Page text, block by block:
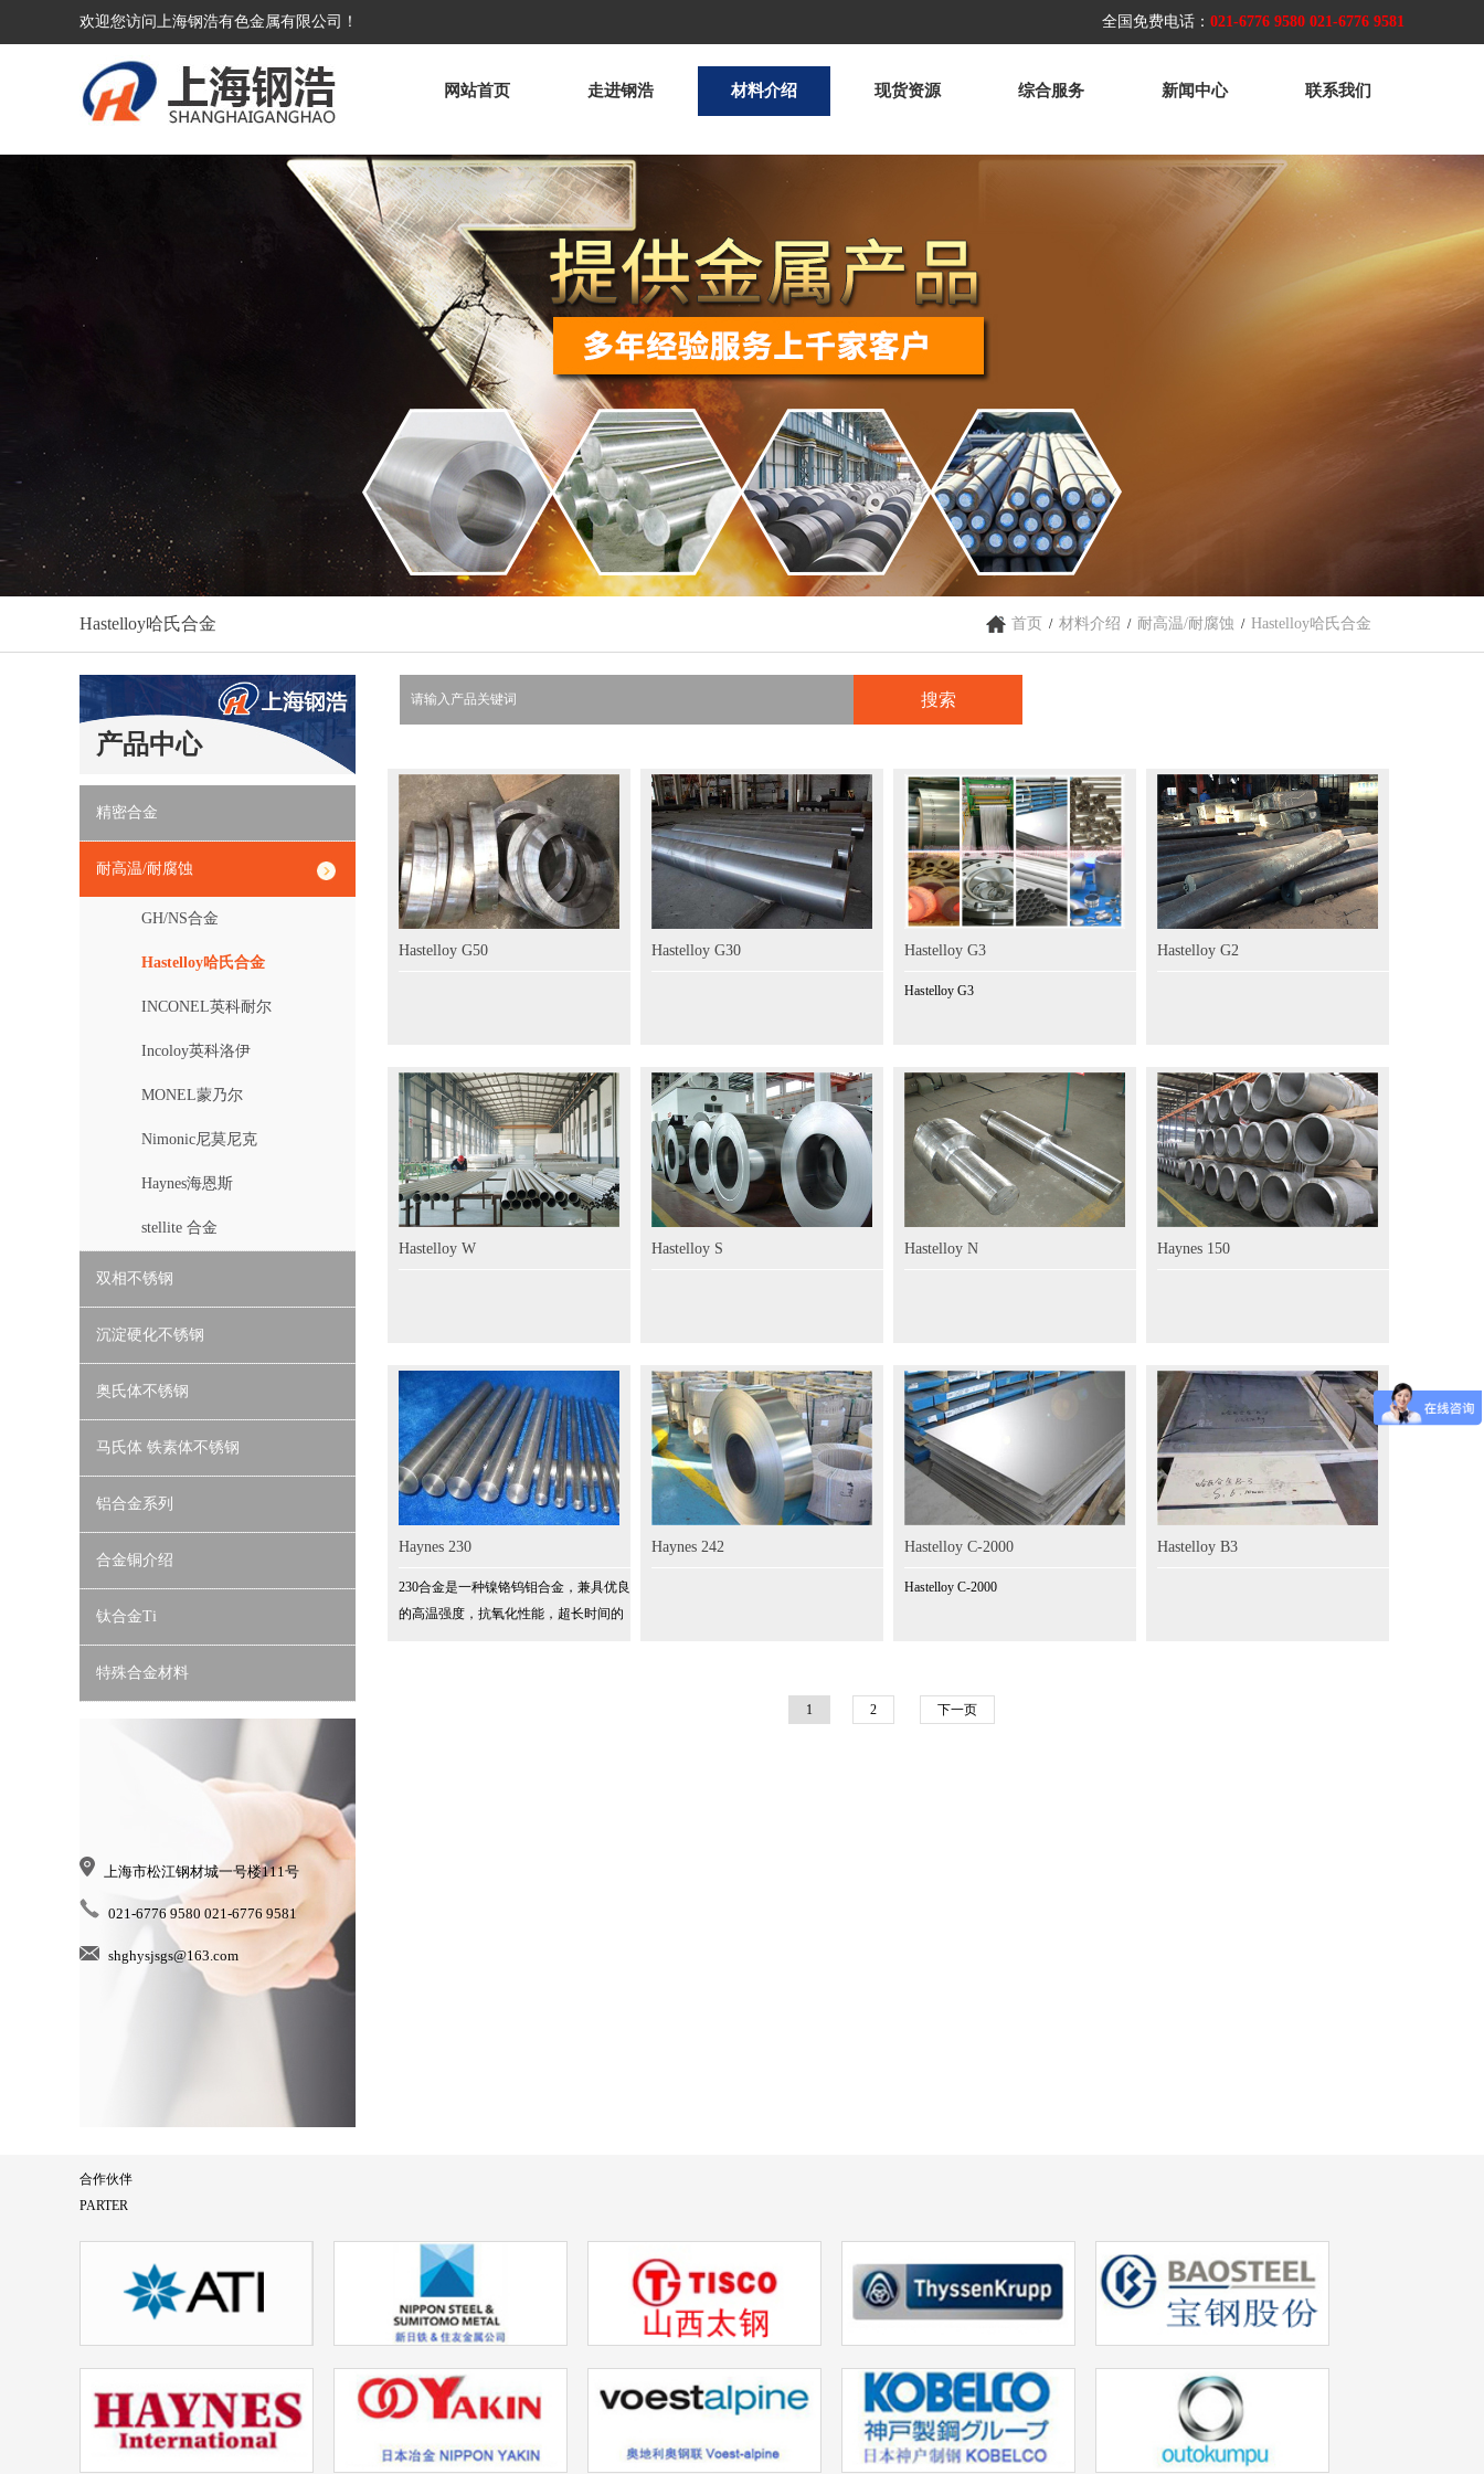
欢迎您访问上海钢浩有色金属有限公司！ 全国免费电话： 021-6776 9580 021-6776 9581
网站首页 走进钢浩 材料介绍 现货资源 综合服务 新闻中心 联系我们
Hastelloy哈氏合金 首页 / 材料介绍 / 耐高温/耐腐蚀 / Hastelloy哈氏合金
产品中心
精密合金
耐高温/耐腐蚀
GH/NS合金
Hastelloy哈氏合金
INCONEL英科耐尔
Incoloy英科洛伊
MONEL蒙乃尔
Nimonic尼莫尼克
Haynes海恩斯
stellite 合金
双相不锈钢
沉淀硬化不锈钢
奥氏体不锈钢
马氏体 铁素体不锈钢
铝合金系列
合金铜介绍
钛合金Ti
特殊合金材料
上海市松江钢材城一号楼111号
021-6776 9580 021-6776 9581
shghysjsgs@163.com
Hastelloy G50 Hastelloy G30 Hastelloy G3
Hastelloy G3
Hastelloy G2
Hastelloy W Hastelloy S Hastelloy N Haynes 150
Haynes 230
230合金是一种镍铬钨钼合金，兼具优良
的高温强度，抗氧化性能，超长时间的
Haynes 242 Hastelloy C-2000
Hastelloy C-2000
Hastelloy B3
1 2 下一页
合作伙伴
PARTER